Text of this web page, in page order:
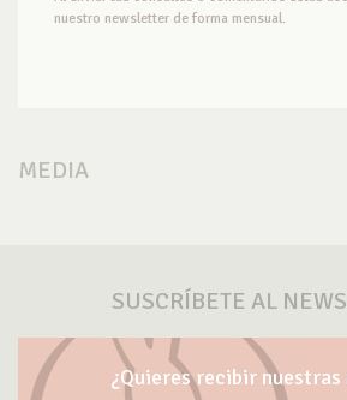
nuestro newsletter de forma mensual.
MEDIA
SUSCRÍBETE AL
¿Quieres recibir